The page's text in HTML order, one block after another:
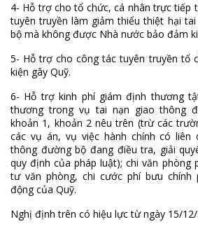
4- Hỗ trợ cho tổ chức, cá nhân trực tiếp
tuyên truyền làm giảm thiểu thiệt hại
bộ mà không được Nhà nước bảo đảm
5- Hỗ trợ cho công tác tuyên truyền tổ
kiện gây Quỹ.
6- Hỗ trợ kinh phí giám định thương
thương trong vụ tai nạn giao thông
khoản 1, khoản 2 nêu trên (trừ các
các vụ án, vụ việc hành chính có liên
thông đường bộ đang điều tra, giải
quy định của pháp luật); chi văn phòng
tư văn phòng, chi cước phí bưu
động của Quỹ.
Nghị định trên có hiệu lực từ ngày 15/12/